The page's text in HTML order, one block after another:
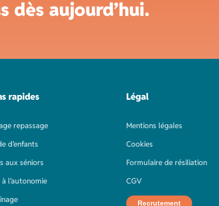
dès aujourd’hui.
rapides
repassage
d’enfants
aux séniors
l’autonomie
Légal
Mentions légales
Cookies
Formulaire de résiliation
CGV
Recrutement